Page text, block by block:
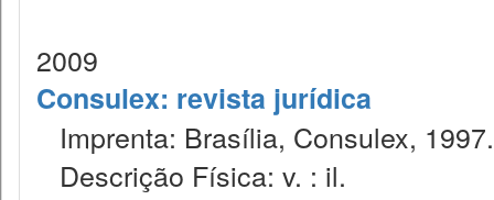
2009
Consulex: revista jurídica
Imprenta: Brasília, Consulex, 1997.
Descrição Física: v. : il.